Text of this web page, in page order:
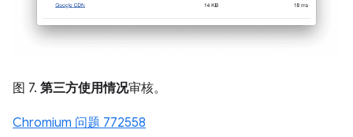
图 7. 第三方使用情况审核。
Chromium 问题 772558